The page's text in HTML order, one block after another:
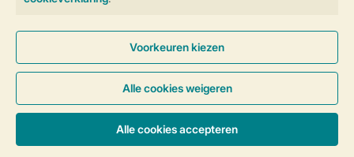
Algemene voorwaarden Privacy notice
Disclaimer
Toegankelijkheid © 2026 Landal